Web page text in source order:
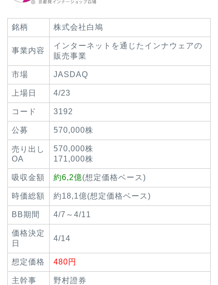
銘柄 株式会社白鳩
事業内容
インターネットを通じたインナウェアの
販売事業
市場 JASDAQ
上場日 4/23
コード 3192
公募 570,000株
売り出し
OA
570,000株
171,000株
吸収金額 約6,2億(想定価格ベース)
時価総額 約18,1億(想定価格ベース)
BB期間 4/7～4/11
価格決定
日
4/14
想定価格 480円
主幹事 野村證券